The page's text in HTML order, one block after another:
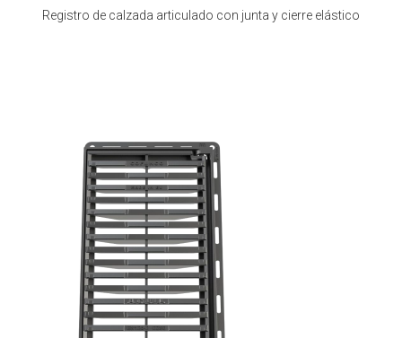
Registro de calzada articulado con junta y cierre elástico